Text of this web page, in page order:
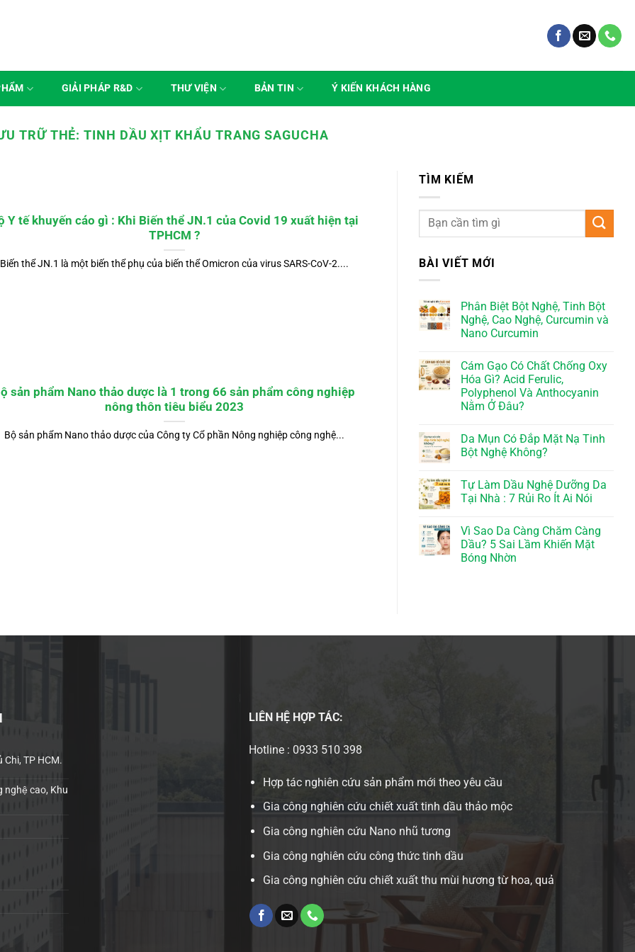
GIẢI PHÁP R&D THƯ VIỆN BẢN TIN Ý KIẾN KHÁCH HÀNG
TRỮ THẺ:TINH DẦU XỊT KHẨU TRANG SAGUCHA
Y tế khuyến cáo gì : Khi Biến thể JN.1 của Covid 19 xuất hiện tại
TPHCM ?
Biến thể JN.1 là một biến thể phụ của biến thể Omicron của virus SARS-CoV-2....
sản phẩm Nano thảo dược là 1 trong 66 sản phẩm công nghiệp
nông thôn tiêu biểu 2023
Bộ sản phẩm Nano thảo dược của Công ty Cổ phần Nông nghiệp công nghệ...
TÌM KIẾM
BÀI VIẾT MỚI
Phân Biệt Bột Nghệ, Tinh Bột
Nghệ, Cao Nghệ, Curcumin và
Nano Curcumin
Cám Gạo Có Chất Chống Oxy
Hóa Gì? Acid Ferulic,
Polyphenol Và Anthocyanin
Nằm Ở Đâu?
Da Mụn Có Đắp Mặt Nạ Tinh
Bột Nghệ Không?
Tự Làm Dầu Nghệ Dưỡng Da
Tại Nhà : 7 Rủi Ro Ít Ai Nói
Vì Sao Da Càng Chăm Càng
Dầu? 5 Sai Lầm Khiến Mặt
Bóng Nhờn
Chi, TP HCM.
nghệ cao, Khu
LIÊN HỆ HỢP TÁC:
Hotline : 0933 510 398
Hợp tác nghiên cứu sản phẩm mới theo yêu cầu
Gia công nghiên cứu chiết xuất tinh dầu thảo mộc
Gia công nghiên cứu Nano nhũ tương
Gia công nghiên cứu công thức tinh dầu
Gia công nghiên cứu chiết xuất thu mùi hương từ hoa, quả